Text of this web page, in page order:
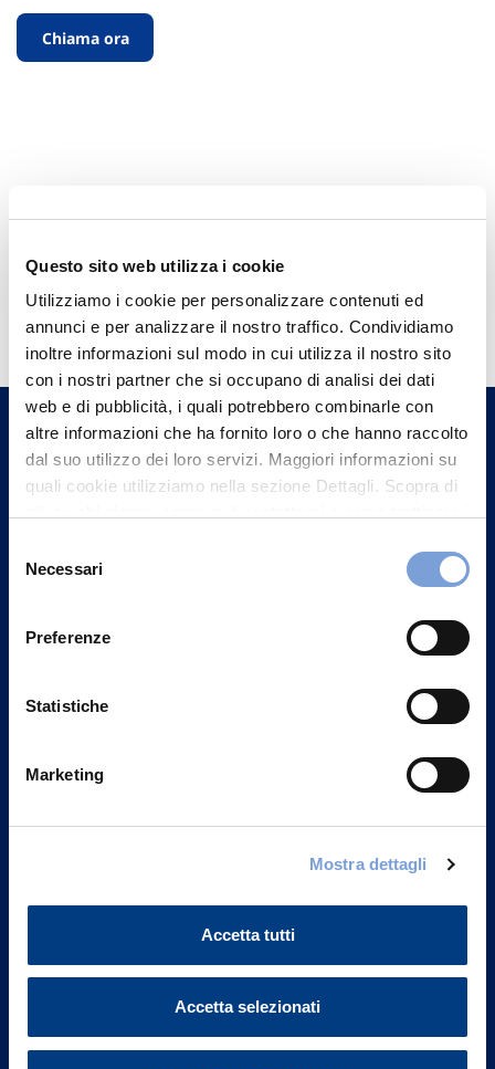
Questo sito web utilizza i cookie
Utilizziamo i cookie per personalizzare contenuti ed
annunci e per analizzare il nostro traffico. Condividiamo
inoltre informazioni sul modo in cui utilizza il nostro sito
con i nostri partner che si occupano di analisi dei dati
web e di pubblicità, i quali potrebbero combinarle con
altre informazioni che ha fornito loro o che hanno raccolto
dal suo utilizzo dei loro servizi. Maggiori informazioni su
quali cookie utilizziamo nella sezione Dettagli. Scopra di
può trovare nel footer del sito nella sezione "Informativa
delNecessari
Preferenze
Statistiche
Marketing
Mostra dettagli
Accetta tutti
Accetta selezionati
Chiama ora
Hai bisogno di
informazioni?
Trova l'Agenzia più vicina a te e parla con
un nostro Agente.
Contattaci
Via Ignazio Gardella, 2
Investor Relations